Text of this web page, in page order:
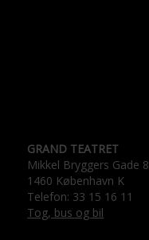
GRAND TEATRET
Mikkel Bryggers Gade 8
1460 København K
Telefon: 33 15 16 11
Tog, bus og bil